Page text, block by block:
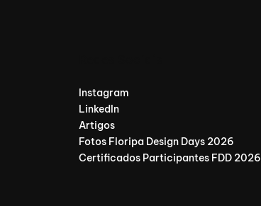
Instagram
LinkedIn
Artigos
Fotos Floripa Design Days 2026
Certificados Participantes FDD 2026